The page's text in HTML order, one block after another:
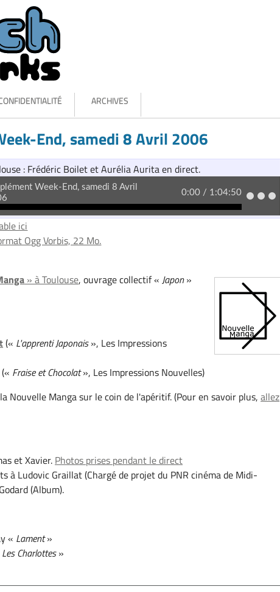
ARCHIVES
End, samedi 8 Avril 2006
: Frédéric Boilet et Aurélia Aurita en direct.
ici
Ogg Vorbis, 22 Mo.
» à Toulouse, ouvrage collectif «Japon»
(« L'apprenti Japonais», Les Impressions
(« Fraise et Chocolat», Les Impressions Nouvelles)
Nouvelle Manga sur le coin de l'apéritif. (Pour en savoir plus,allez
et Xavier. Photos prises pendant le direct
à Ludovic Graillat (Chargé de projet du PNR cinéma de Midi-
(Album).
« Lament»
Les Charlottes»